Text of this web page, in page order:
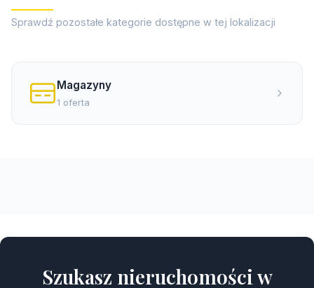
Sprawdź pozostałe kategorie dostępne w tej lokalizacji
Magazyny
1 oferta
Szukasz nieruchomości w